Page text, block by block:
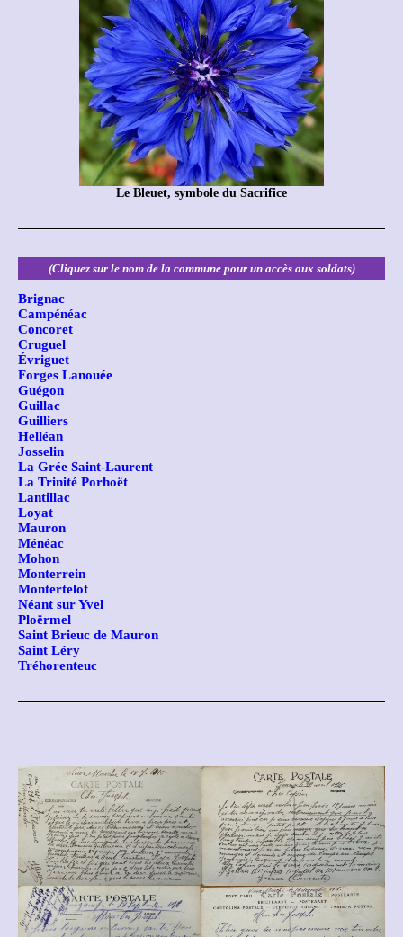
Le Bleuet, symbole du Sacrifice
(Cliquez sur le nom de la commune pour un accès aux soldats)
Brignac
Campénéac
Concoret
Cruguel
Évriguet
Forges Lanouée
Guégon
Guillac
Guilliers
Helléan
Josselin
La Grée Saint-Laurent
La Trinité Porhoët
Lantillac
Loyat
Mauron
Ménéac
Mohon
Monterrein
Montertelot
Néant sur Yvel
Ploërmel
Saint Brieuc de Mauron
Saint Léry
Tréhorenteuc